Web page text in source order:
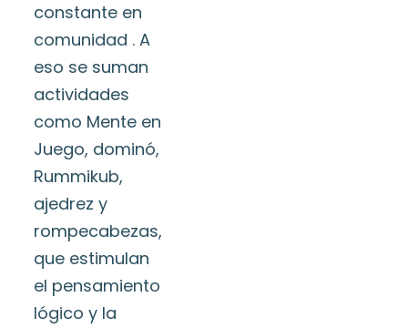
constante en
comunidad . A
eso se suman
actividades
como Mente en
Juego, dominó,
Rummikub,
ajedrez y
rompecabezas,
que estimulan
el pensamiento
lógico y la